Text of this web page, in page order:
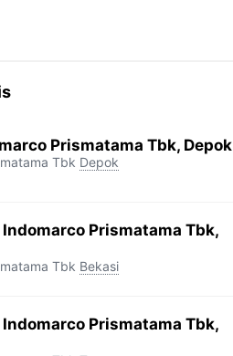
Prismatama Tbk, Depok
Tbk Depok
Indomarco Prismatama Tbk,
Tbk Bekasi
Indomarco Prismatama Tbk,